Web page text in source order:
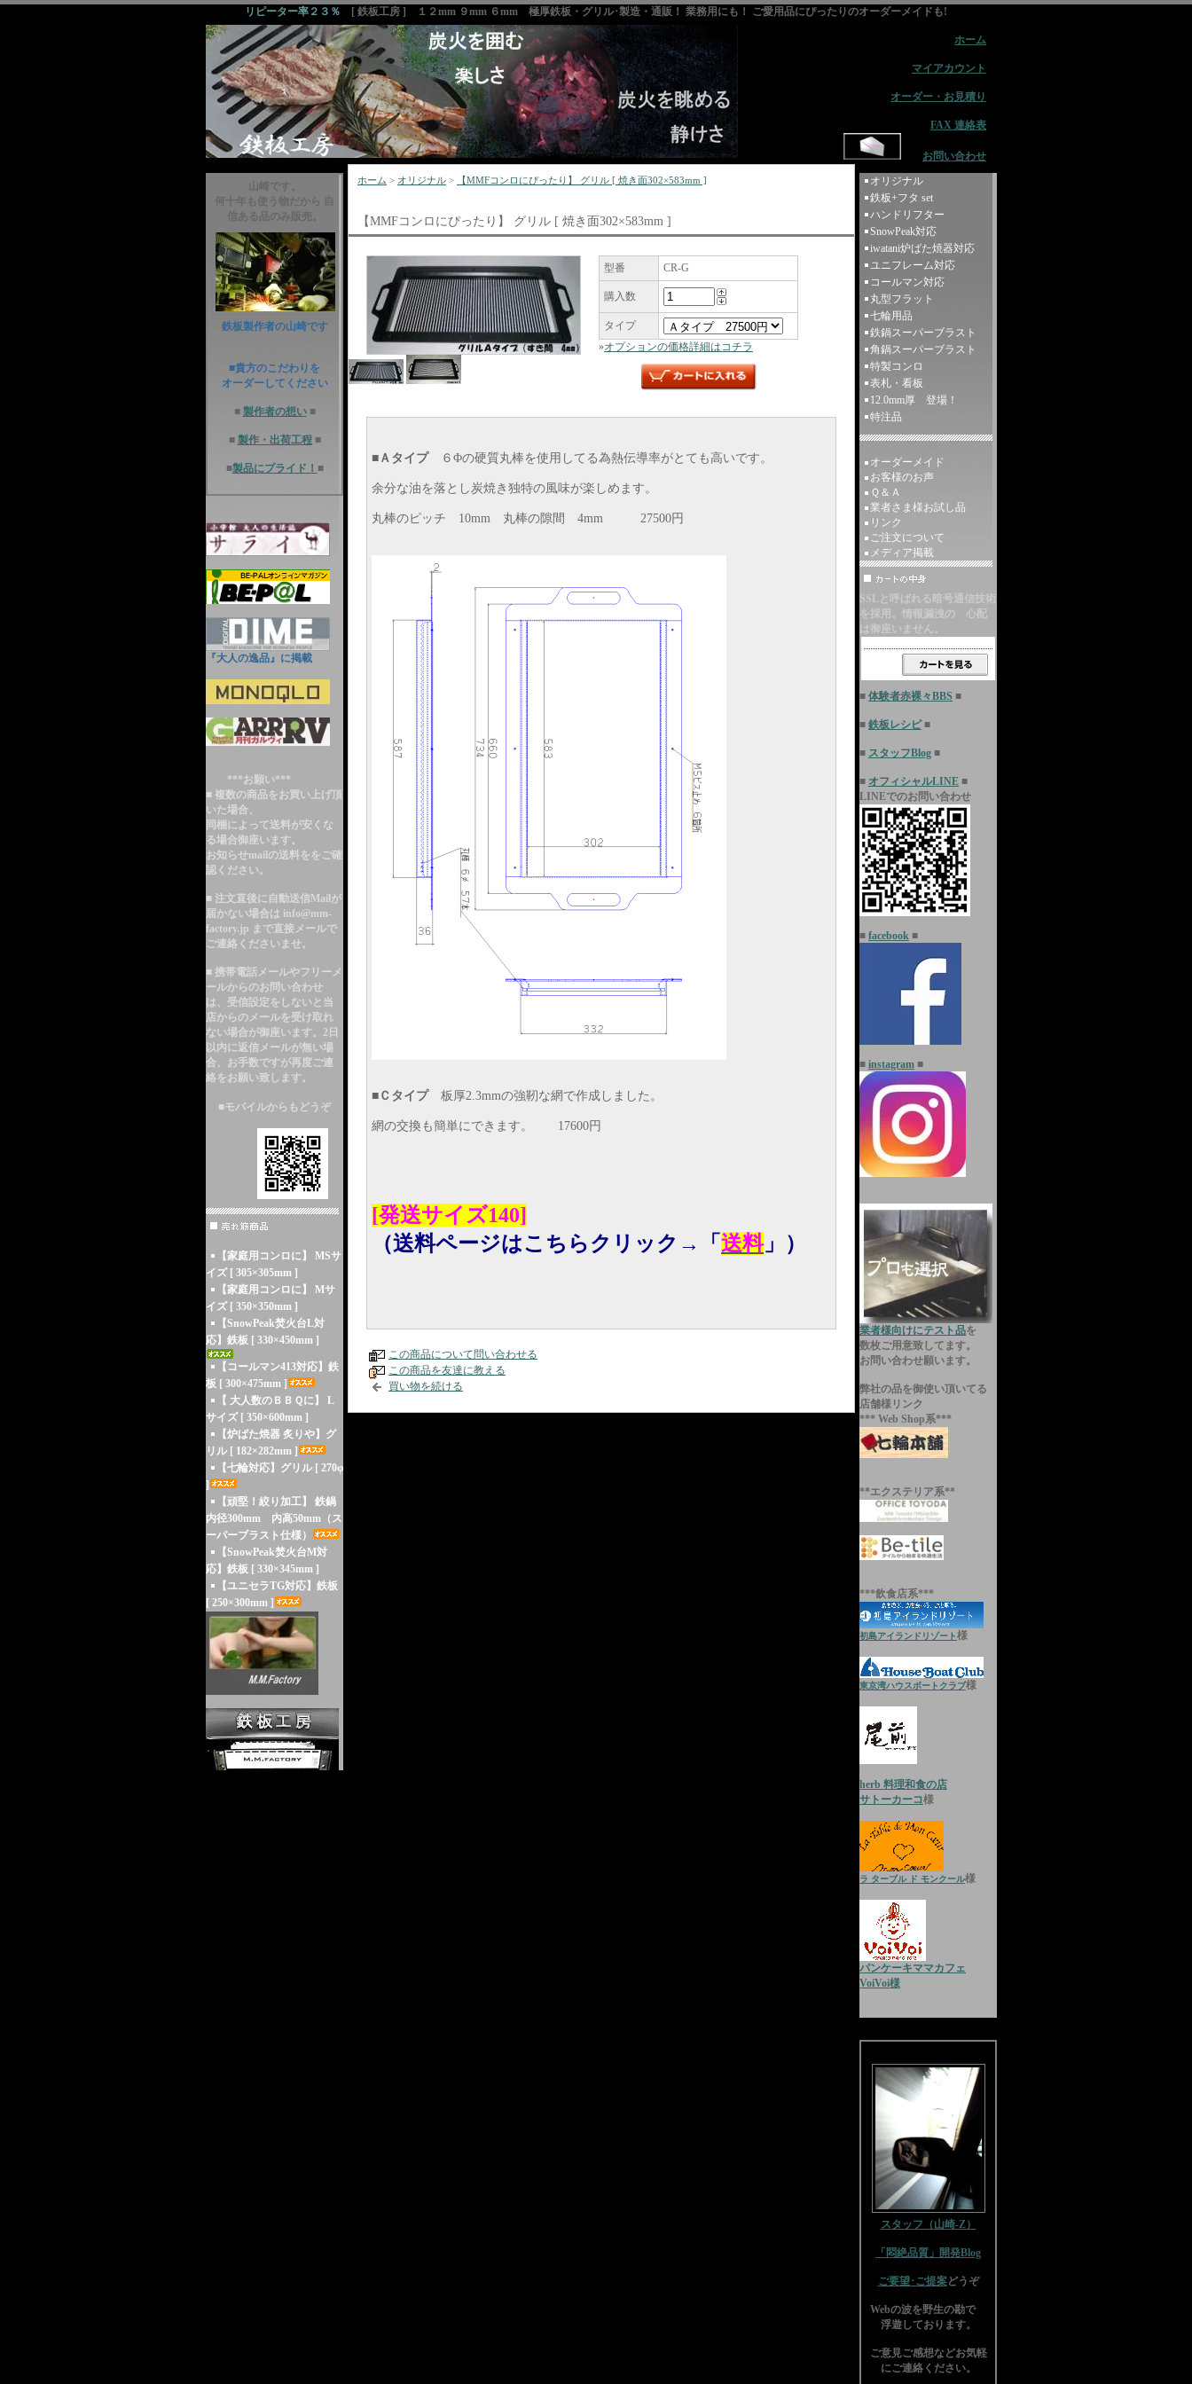
リピーター率２３％ [ 鉄板工房 ] １２mm ９mm ６mm 極厚鉄板・グリル･製造・通販！ 業務用にも！ ご愛用品にぴったりのオーダーメイドも!
ホーム
マイアカウント
オーダー・お見積り
FAX 連絡表
お問い合わせ
山崎です。
何十年も使う物だから 自
信ある品のみ販売。
鉄板製作者の山崎です
■貴方のこだわりを
オーダーしてください
■ 製作者の想い ■
■ 製作・出荷工程■
■製品にプライド！ ■
『大人の逸品』に掲載
***お願い***
■ 複数の商品をお買い上げ頂
いた場合、
同梱によって送料が安くな
る場合御座います。
お知らせmailの送料ををご確
認ください。
■ 注文直後に自動送信Mailが
届かない場合は info@mm-
factory.jp まで直接メールで
ご連絡くださいませ。
■ 携帯電話メールやフリーメ
ールからのお問い合わせ
は、受信設定をしないと当
店からのメールを受け取れ
ない場合が御座います。2日
以内に返信メールが無い場
合、お手数ですが再度ご連
絡をお願い致します。
■モバイルからもどうぞ
【家庭用コンロに】 MSサ
イズ [ 305×305mm ]
【家庭用コンロに】 Mサ
イズ [ 350×350mm ]
【SnowPeak焚火台L対
応】鉄板 [ 330×450mm ]
【コールマン413対応】鉄
板 [ 300×475mm ]
【 大人数のＢＢＱに】 L
サイズ [ 350×600mm ]
【炉ばた焼器 炙りや】グ
リル [ 182×282mm ]
【七輪対応】グリル [ 270φ
]
【頑堅！絞り加工】 鉄鍋
内径300mm 内高50mm（ス
ーパーブラスト仕様）
【SnowPeak焚火台M対
応】鉄板 [ 330×345mm ]
【ユニセラTG対応】鉄板
[ 250×300mm ]
ホーム > オリジナル > 【MMFコンロにぴったり】 グリル [ 焼き面302×583mm ]
【MMFコンロにぴったり】 グリル [ 焼き面302×583mm ]
型番 CR-G
購入数
タイプ
»オプションの価格詳細はコチラ
■ Ａタイプ６Φの硬質丸棒を使用してる為熱伝導率がとても高いです。
余分な油を落とし炭焼き独特の風味が楽しめます。
丸棒のピッチ 10mm 丸棒の隙間 4mm 27500円
■ Ｃタイプ板厚2.3mmの強靭な網で作成しました。
網の交換も簡単にできます。 17600円
[発送サイズ140]
（送料ページはこちらクリック→「 送料」）
この商品について問い合わせる
この商品を友達に教える
買い物を続ける
オリジナル
鉄板+フタ set
ハンドリフター
SnowPeak対応
iwatani炉ばた焼器対応
ユニフレーム対応
コールマン対応
丸型フラット
七輪用品
鉄鍋スーパーブラスト
角鍋スーパーブラスト
特製コンロ
表札・看板
12.0mm厚 登場！
特注品
オーダーメイド
お客様のお声
Ｑ＆Ａ
業者さま様お試し品
リンク
ご注文について
メディア掲載
SSLと呼ばれる暗号通信技術
を採用。情報漏洩の 心配
は御座いません。
■ 体験者赤裸々BBS ■
■ 鉄板レシピ■
■ スタッフBlog ■
■ オフィシャルLINE ■
LINEでのお問い合わせ
■ facebook ■
■ instagram ■
業者様向けにテスト品を
数枚ご用意致してます。
お問い合わせ願います。
弊社の品を御使い頂いてる
店舗様リンク
*** Web Shop系***
**エクステリア系**
***飲食店系***
初島アイランドリゾート様
東京湾ハウスボートクラブ様
herb 料理和食の店
サトーカーコ様
ラ ターブル ド モンクール様
パンケーキママカフェ
VoiVoi様
スタッフ（山崎-Z）
「悶絶品質」開発Blog
ご要望･ご提案どうぞ
Webの波を野生の勘で
浮遊しております。
ご意見ご感想などお気軽
にご連絡ください。